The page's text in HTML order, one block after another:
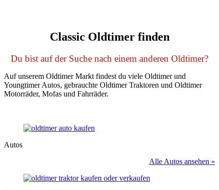
Classic Oldtimer finden
Du bist auf der Suche nach einem anderen Oldtimer?
Auf unserem Oldtimer Markt findest du viele Oldtimer und
Youngtimer Autos, gebrauchte Oldtimer Traktoren und Oldtimer
Motorräder, Mofas und Fahrräder.
Autos
Alle Autos ansehen »